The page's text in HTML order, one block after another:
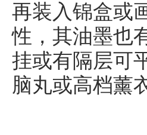
再装入锦盒或
性，其油墨也
挂或有隔层可
脑丸或高档薰